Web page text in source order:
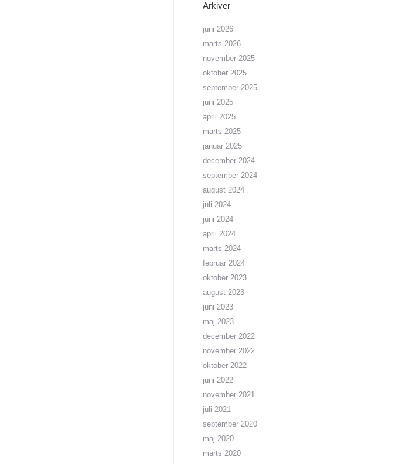
Arkiver
juni 2026
marts 2026
november 2025
oktober 2025
september 2025
juni 2025
april 2025
marts 2025
januar 2025
december 2024
september 2024
august 2024
juli 2024
juni 2024
april 2024
marts 2024
februar 2024
oktober 2023
august 2023
juni 2023
maj 2023
december 2022
november 2022
oktober 2022
juni 2022
november 2021
juli 2021
september 2020
maj 2020
marts 2020